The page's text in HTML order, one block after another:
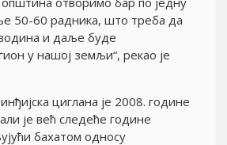
50-60 радника, што треба да
и даље буде
у нашој земљи“, рекао је
циглана је 2008. године
је већ следеће године
бахатом односу